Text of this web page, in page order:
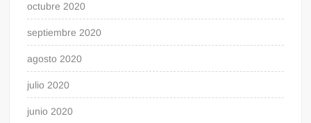
octubre 2020
septiembre 2020
agosto 2020
julio 2020
junio 2020